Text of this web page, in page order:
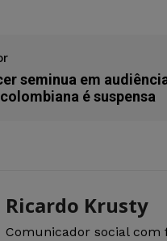
seminua em
é suspensa
Ricardo Krusty
Comunicador social